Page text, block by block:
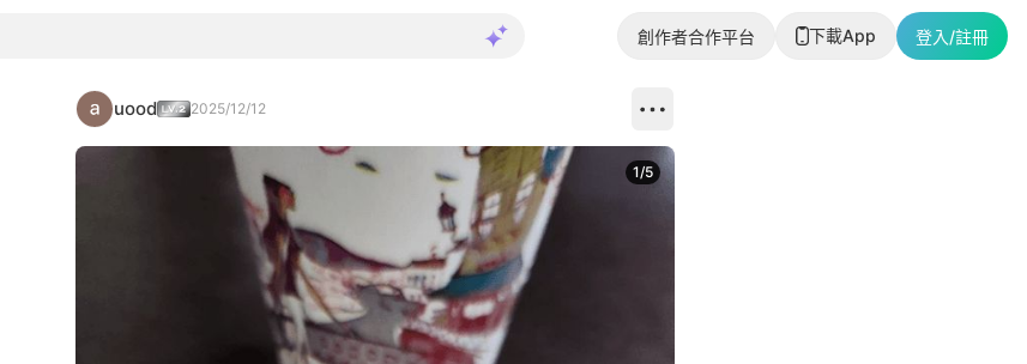
創作者合作平台 下載App 登入/註冊
uood 2025/12/12
1/5